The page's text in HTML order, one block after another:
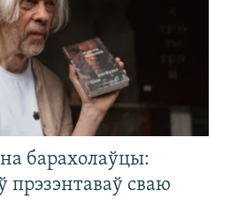
барахолаўцы:
сваю